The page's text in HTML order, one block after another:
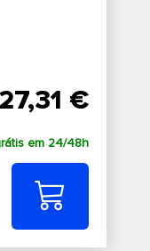
27,31 €
em 24/48h